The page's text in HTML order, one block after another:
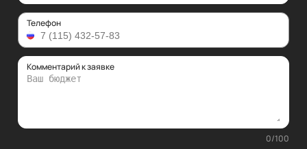
Телефон
Комментарий к заявке
0/100